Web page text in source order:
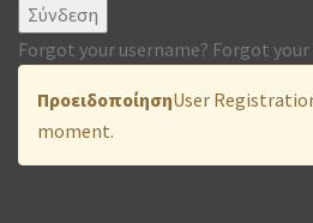
Σύνδεση
Forgot your username? Forgot your
ΠροειδοποίησηUser
moment.